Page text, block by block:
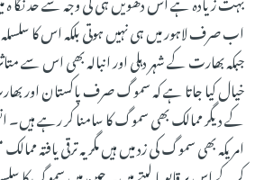
اب صرف لاہور میں ہی نہیں ہوتی بلکہ اس کا
جبکہ بھارت کے شہر دہلی اور انبالہ بھی اس سے
خیال کیا جاتا ہے کہ سموگ صرف پاکستان اور
کے دیگر ممالک بھی سموگ کا سامنا کر رہے ہیں۔
امریکہ بھی سموگ کی زد میں ہیں مگر یہ ترقی یافتہ